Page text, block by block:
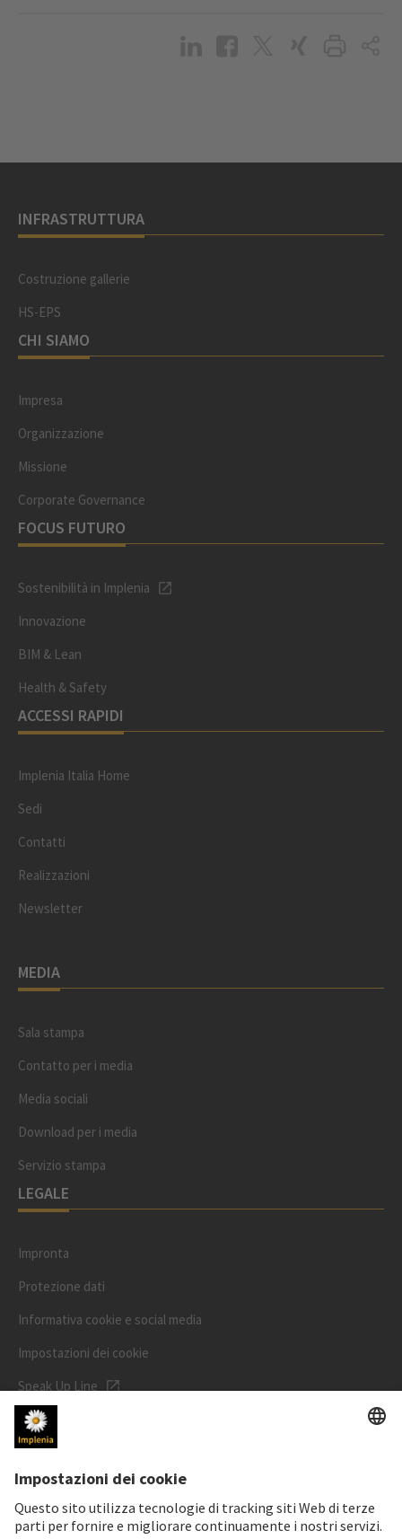
INFRASTRUTTURA
Costruzione gallerie
HS-EPS
CHI SIAMO
Impresa
Organizzazione
Missione
Corporate Governance
FOCUS FUTURO
Sostenibilità in Implenia
Innovazione
BIM & Lean
Health & Safety
ACCESSI RAPIDI
Implenia Italia Home
Sedi
Contatti
Realizzazioni
Newsletter
MEDIA
Sala stampa
Contatto per i media
Media sociali
Download per i media
Servizio stampa
LEGALE
Impronta
Protezione dati
Informativa cookie e social media
Impostazioni dei cookie
Speak Up Line
PREZZO DELL'AZIONE
ISIN: CH0023868554
62,70 CHF
-0,50 CHF (-0,79%)